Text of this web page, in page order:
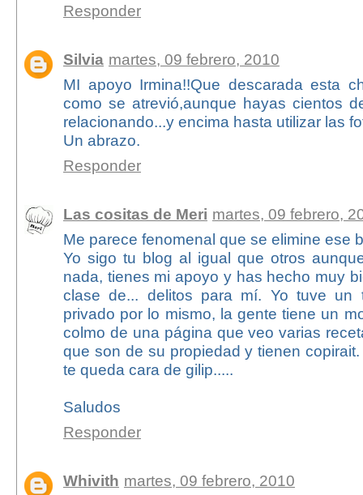
Responder
Silvia martes, 09 febrero, 2010
MI apoyo Irmina!!Que descarada esta
como se atrevió,aunque hayas cientos
relacionando...y encima hasta utilizar las
Un abrazo.
Responder
Las cositas de Meri martes, 09 febrero,
Me parece fenomenal que se elimine ese
Yo sigo tu blog al igual que otros
nada, tienes mi apoyo y has hecho muy
clase de... delitos para mí. Yo tuve un
privado por lo mismo, la gente tiene un
colmo de una página que veo varias
que son de su propiedad y tienen
te queda cara de gilip.....
Saludos
Responder
Whivith martes, 09 febrero, 2010